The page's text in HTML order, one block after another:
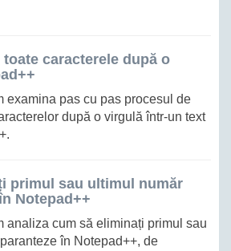
caracterele după o
examina pas cu pas procesul de
după o virgulă într-un text
primul sau ultimul număr
Notepad++
analiza cum să eliminați primul sau
în Notepad++, de